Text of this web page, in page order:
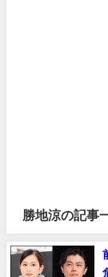
勝地涼の記事